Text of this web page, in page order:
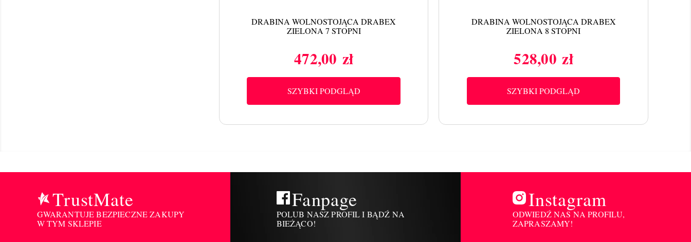
DRABINA WOLNOSTOJĄCA DRABEX
ZIELONA 7 STOPNI
Cena
472,00 zł
SZYBKI PODGLĄD
DRABINA WOLNOSTOJĄCA DRABEX
ZIELONA 8 STOPNI
Cena
528,00 zł
SZYBKI PODGLĄD
TrustMate
GWARANTUJE BEZPIECZNE ZAKUPY
W TYM SKLEPIE
Fanpage
POLUB NASZ PROFIL I BĄDŹ NA
BIEŻĄCO!
Instagram
ODWIEDŹ NAS NA PROFILU,
ZAPRASZAMY!